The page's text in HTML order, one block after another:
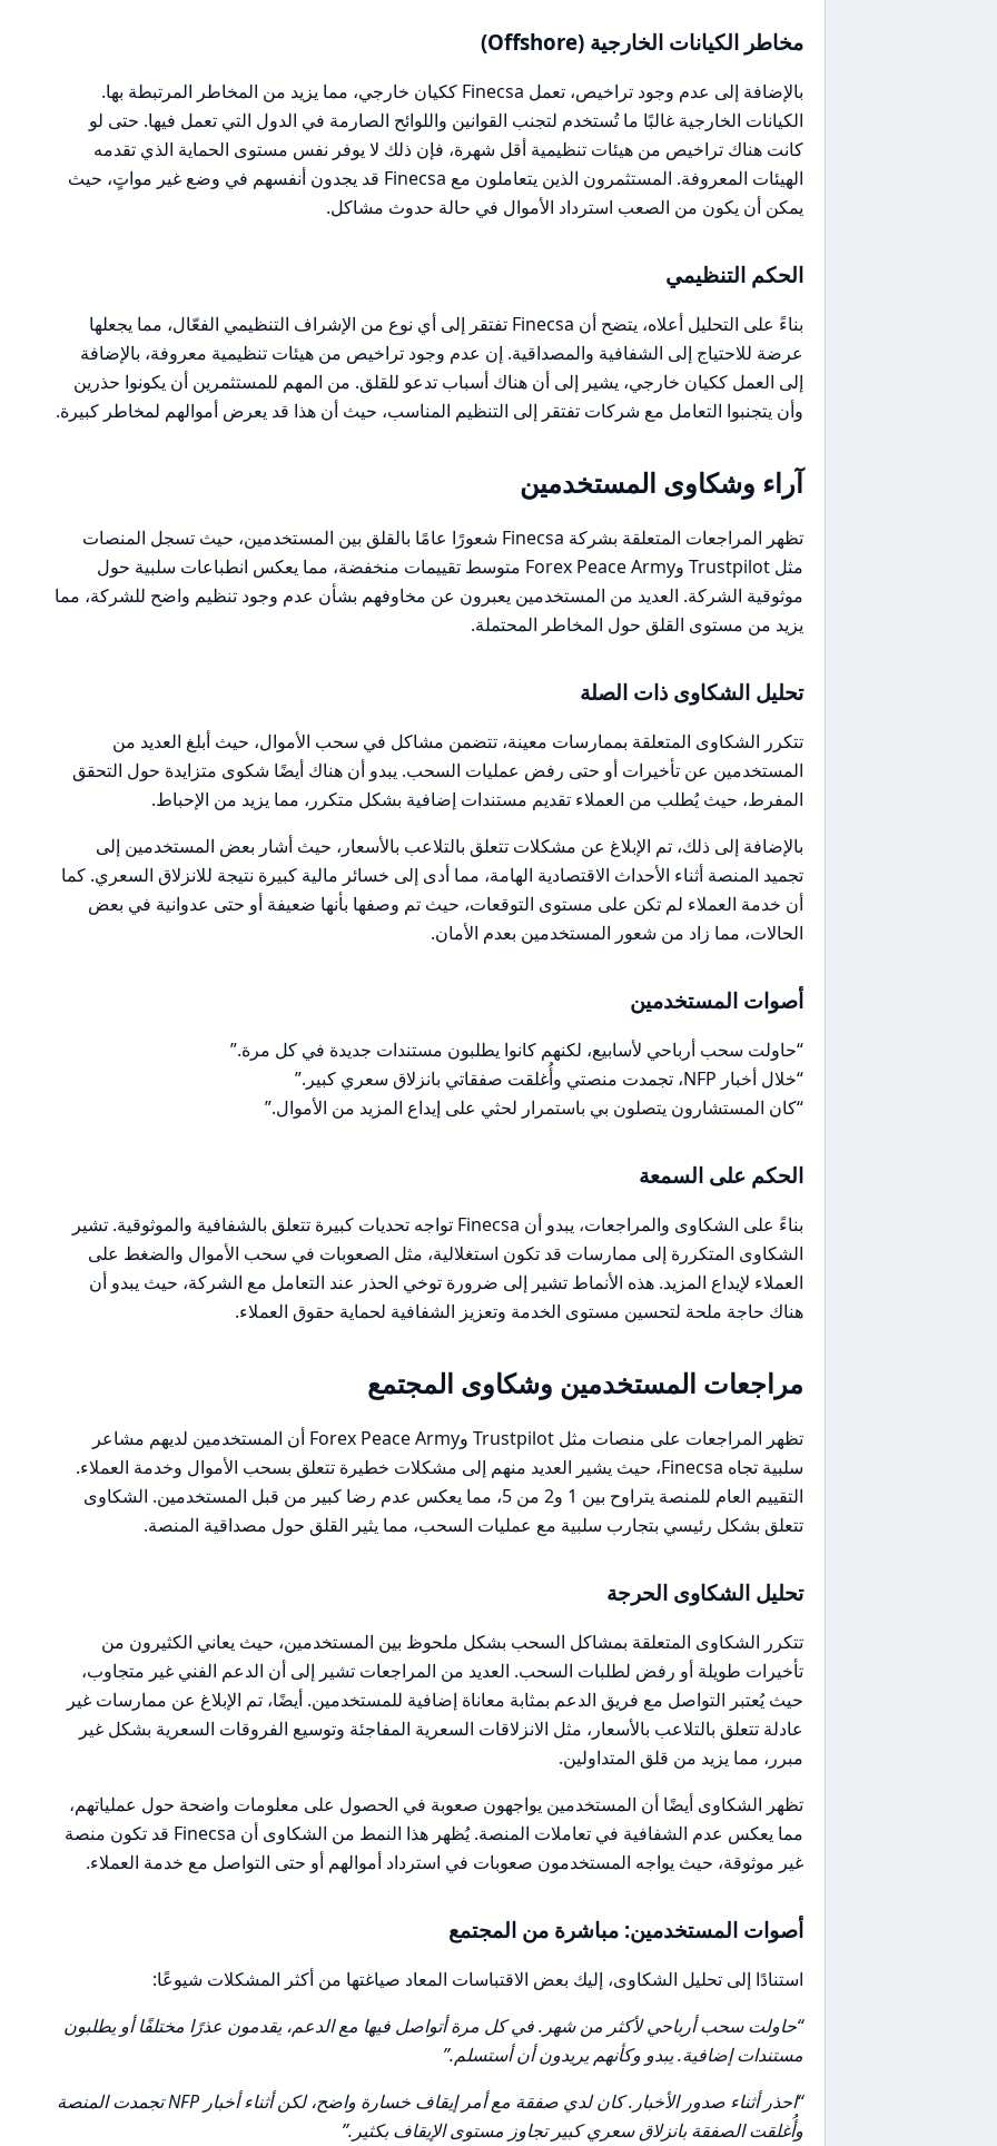
مخاطر الكيانات الخارجية (Offshore)
بالإضافة إلى عدم وجود تراخيص، تعمل Finecsa ككيان خارجي، مما يزيد من المخاطر المرتبطة بها.
الكيانات الخارجية غالبًا ما تُستخدم لتجنب القوانين واللوائح الصارمة في الدول التي تعمل فيها. حتى لو
كانت هناك تراخيص من هيئات تنظيمية أقل شهرة، فإن ذلك لا يوفر نفس مستوى الحماية الذي تقدمه
الهيئات المعروفة. المستثمرون الذين يتعاملون مع Finecsa قد يجدون أنفسهم في وضع غير مواتٍ، حيث
يمكن أن يكون من الصعب استرداد الأموال في حالة حدوث مشاكل.
الحكم التنظيمي
بناءً على التحليل أعلاه، يتضح أن Finecsa تفتقر إلى أي نوع من الإشراف التنظيمي الفعّال، مما يجعلها
عرضة للاحتياج إلى الشفافية والمصداقية. إن عدم وجود تراخيص من هيئات تنظيمية معروفة، بالإضافة
إلى العمل ككيان خارجي، يشير إلى أن هناك أسباب تدعو للقلق. من المهم للمستثمرين أن يكونوا حذرين
وأن يتجنبوا التعامل مع شركات تفتقر إلى التنظيم المناسب، حيث أن هذا قد يعرض أموالهم لمخاطر كبيرة.
آراء وشكاوى المستخدمين
تظهر المراجعات المتعلقة بشركة Finecsa شعورًا عامًا بالقلق بين المستخدمين، حيث تسجل المنصات
مثل Trustpilot وForex Peace Army متوسط تقييمات منخفضة، مما يعكس انطباعات سلبية حول
موثوقية الشركة. العديد من المستخدمين يعبرون عن مخاوفهم بشأن عدم وجود تنظيم واضح للشركة، مما
يزيد من مستوى القلق حول المخاطر المحتملة.
تحليل الشكاوى ذات الصلة
تتكرر الشكاوى المتعلقة بممارسات معينة، تتضمن مشاكل في سحب الأموال، حيث أبلغ العديد من
المستخدمين عن تأخيرات أو حتى رفض عمليات السحب. يبدو أن هناك أيضًا شكوى متزايدة حول التحقق
المفرط، حيث يُطلب من العملاء تقديم مستندات إضافية بشكل متكرر، مما يزيد من الإحباط.
بالإضافة إلى ذلك، تم الإبلاغ عن مشكلات تتعلق بالتلاعب بالأسعار، حيث أشار بعض المستخدمين إلى
تجميد المنصة أثناء الأحداث الاقتصادية الهامة، مما أدى إلى خسائر مالية كبيرة نتيجة للانزلاق السعري. كما
أن خدمة العملاء لم تكن على مستوى التوقعات، حيث تم وصفها بأنها ضعيفة أو حتى عدوانية في بعض
الحالات، مما زاد من شعور المستخدمين بعدم الأمان.
أصوات المستخدمين
“حاولت سحب أرباحي لأسابيع، لكنهم كانوا يطلبون مستندات جديدة في كل مرة.”
“خلال أخبار NFP، تجمدت منصتي وأُغلقت صفقاتي بانزلاق سعري كبير.”
“كان المستشارون يتصلون بي باستمرار لحثي على إيداع المزيد من الأموال.”
الحكم على السمعة
بناءً على الشكاوى والمراجعات، يبدو أن Finecsa تواجه تحديات كبيرة تتعلق بالشفافية والموثوقية. تشير
الشكاوى المتكررة إلى ممارسات قد تكون استغلالية، مثل الصعوبات في سحب الأموال والضغط على
العملاء لإيداع المزيد. هذه الأنماط تشير إلى ضرورة توخي الحذر عند التعامل مع الشركة، حيث يبدو أن
هناك حاجة ملحة لتحسين مستوى الخدمة وتعزيز الشفافية لحماية حقوق العملاء.
مراجعات المستخدمين وشكاوى المجتمع
تظهر المراجعات على منصات مثل Trustpilot وForex Peace Army أن المستخدمين لديهم مشاعر
سلبية تجاه Finecsa، حيث يشير العديد منهم إلى مشكلات خطيرة تتعلق بسحب الأموال وخدمة العملاء.
التقييم العام للمنصة يتراوح بين 1 و2 من 5، مما يعكس عدم رضا كبير من قبل المستخدمين. الشكاوى
تتعلق بشكل رئيسي بتجارب سلبية مع عمليات السحب، مما يثير القلق حول مصداقية المنصة.
تحليل الشكاوى الحرجة
تتكرر الشكاوى المتعلقة بمشاكل السحب بشكل ملحوظ بين المستخدمين، حيث يعاني الكثيرون من
تأخيرات طويلة أو رفض لطلبات السحب. العديد من المراجعات تشير إلى أن الدعم الفني غير متجاوب،
حيث يُعتبر التواصل مع فريق الدعم بمثابة معاناة إضافية للمستخدمين. أيضًا، تم الإبلاغ عن ممارسات غير
عادلة تتعلق بالتلاعب بالأسعار، مثل الانزلاقات السعرية المفاجئة وتوسيع الفروقات السعرية بشكل غير
مبرر، مما يزيد من قلق المتداولين.
تظهر الشكاوى أيضًا أن المستخدمين يواجهون صعوبة في الحصول على معلومات واضحة حول عملياتهم،
مما يعكس عدم الشفافية في تعاملات المنصة. يُظهر هذا النمط من الشكاوى أن Finecsa قد تكون منصة
غير موثوقة، حيث يواجه المستخدمون صعوبات في استرداد أموالهم أو حتى التواصل مع خدمة العملاء.
أصوات المستخدمين: مباشرة من المجتمع
استنادًا إلى تحليل الشكاوى، إليك بعض الاقتباسات المعاد صياغتها من أكثر المشكلات شيوعًا:
“حاولت سحب أرباحي لأكثر من شهر. في كل مرة أتواصل فيها مع الدعم، يقدمون عذرًا مختلفًا أو يطلبون
مستندات إضافية. يبدو وكأنهم يريدون أن أستسلم.”
“احذر أثناء صدور الأخبار. كان لدي صفقة مع أمر إيقاف خسارة واضح، لكن أثناء أخبار NFP تجمدت المنصة
وأُغلقت الصفقة بانزلاق سعري كبير تجاوز مستوى الإيقاف بكثير.”